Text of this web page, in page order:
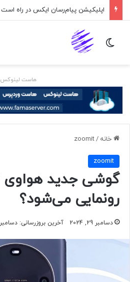
اپلیکیشن پیام‌رسان ایکس در راه است
تغییر پوسته
هاست لینوکس
خانه /
zoomit
zoomit
رونمایی می‌شود؟
دسامبر 29, 2024 آخرین بروزرسانی: دسامبر 29, 2024